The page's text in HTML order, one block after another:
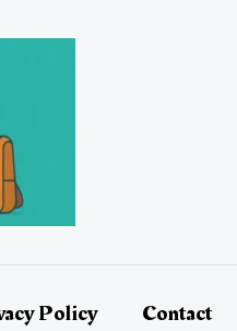
Policy Contact